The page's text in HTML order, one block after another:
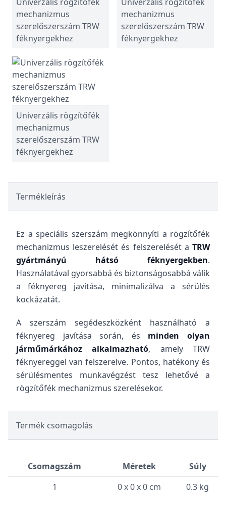
mechanizmus
szerelőszerszám TRW
féknyergekhez
mechanizmus
szerelőszerszám TRW
féknyergekhez
Univerzális rögzítőfék
mechanizmus
szerelőszerszám TRW
féknyergekhez
Termékleírás
Ez a speciális szerszám megkönnyíti a rögzítőfék
mechanizmus leszerelését és felszerelését a TRW
gyártmányú hátsó féknyergekben.
Használatával gyorsabbá és biztonságosabbá válik
a féknyereg javítása, minimalizálva a sérülés
kockázatát.
A szerszám segédeszközként használható a
féknyereg javítása során, és minden olyan
járműmárkához alkalmazható, amely TRW
féknyereggel van felszerelve. Pontos, hatékony és
sérülésmentes munkavégzést tesz lehetővé a
rögzítőfék mechanizmus szerelésekor.
Termék csomagolás
Csomagszám Méretek
Súly
1
0 x 0 x 0 cm 0.3 kg